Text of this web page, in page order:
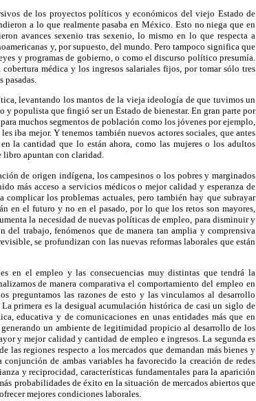
de los proyectos políticos y económicos del viejo Estado de
a lo que realmente pasaba en México. Esto no niega que en
avances sexenio tras sexenio, lo mismo en lo que respecta a
y, por supuesto, del mundo. Pero tampoco significa que
y programas de gobierno, o como el discurso político presumía.
médica y los ingresos salariales fijos, por tomar sólo tres
pasadas.
levantando los mantos de la vieja ideología de que tuvimos un
y populista que fingió ser un Estado de bienestar. En gran parte por
muchos segmentos de población como los jóvenes por ejemplo,
iba mejor. Y tenemos también nuevos actores sociales, que antes
la cantidad que lo están ahora, como las mujeres o los adultos
libro apuntan con claridad.
de origen indígena, los campesinos o los pobres y marginados
más acceso a servicios médicos o mejor calidad y esperanza de
los problemas actuales, pero también hay que subrayar
en el futuro y no en el pasado, por lo que los retos son mayores,
la necesidad de nuevas políticas de empleo, para disminuir y
trabajo, fenómenos que de manera tan amplia y comprensiva
se profundizan con las nuevas reformas laborales que están
en el empleo y las consecuencias muy distintas que tendrá la
de manera comparativa el comportamiento del empleo en
preguntamos las razones de esto y las vinculamos al desarrollo
primera es la desigual acumulación histórica de casi un siglo de
educativa y de comunicaciones en unas entidades más que en
un ambiente de legitimidad propicio al desarrollo de los
y mejor calidad y cantidad de empleo e ingresos. La segunda es
las regiones respecto a los mercados que demandan más bienes y
de ambas variables ha favorecido la creación de redes
y reciprocidad, características fundamentales para la aparición
probabilidades de éxito en la situación de mercados abiertos que
mejores condiciones laborales.